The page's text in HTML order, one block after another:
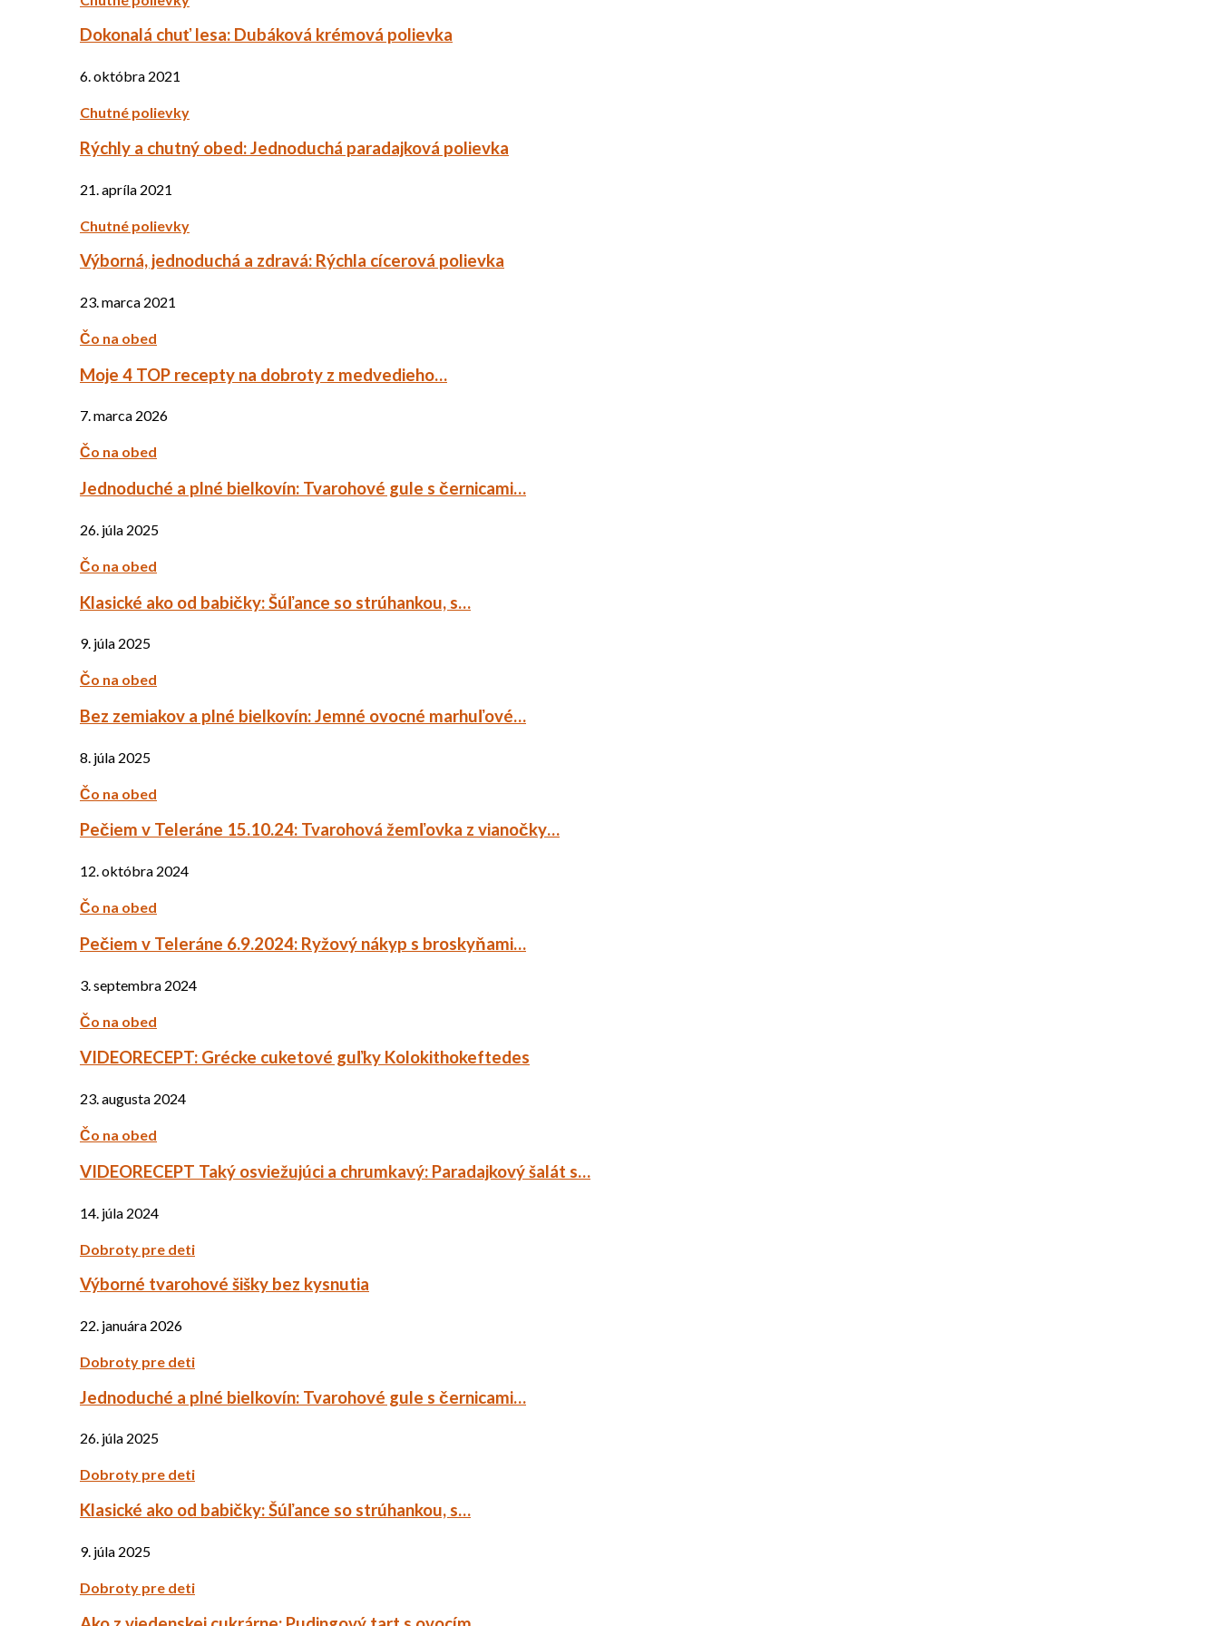
Dokonalá chuť lesa: Dubáková krémová polievka
6. októbra 2021
Chutné polievky
Rýchly a chutný obed: Jednoduchá paradajková polievka
21. apríla 2021
Chutné polievky
Výborná, jednoduchá a zdravá: Rýchla cícerová polievka
23. marca 2021
Čo na obed
Moje 4 TOP recepty na dobroty z medvedieho…
7. marca 2026
Čo na obed
Jednoduché a plné bielkovín: Tvarohové gule s černicami…
26. júla 2025
Čo na obed
Klasické ako od babičky: Šúľance so strúhankou, s…
9. júla 2025
Čo na obed
Bez zemiakov a plné bielkovín: Jemné ovocné marhuľové…
8. júla 2025
Čo na obed
Pečiem v Teleráne 15.10.24: Tvarohová žemľovka z vianočky…
12. októbra 2024
Čo na obed
Pečiem v Teleráne 6.9.2024: Ryžový nákyp s broskyňami…
3. septembra 2024
Čo na obed
VIDEORECEPT: Grécke cuketové guľky Kolokithokeftedes
23. augusta 2024
Čo na obed
VIDEORECEPT Taký osviežujúci a chrumkavý: Paradajkový šalát s…
14. júla 2024
Dobroty pre deti
Výborné tvarohové šišky bez kysnutia
22. januára 2026
Dobroty pre deti
Jednoduché a plné bielkovín: Tvarohové gule s černicami…
26. júla 2025
Dobroty pre deti
Klasické ako od babičky: Šúľance so strúhankou, s…
9. júla 2025
Dobroty pre deti